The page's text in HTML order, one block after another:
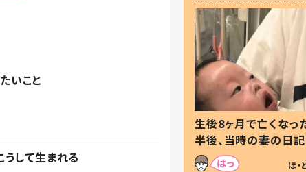
いこと
して生まれる
生後8ヶ月で亡くな
半後、当時の妻の日
た本音とは
ほ